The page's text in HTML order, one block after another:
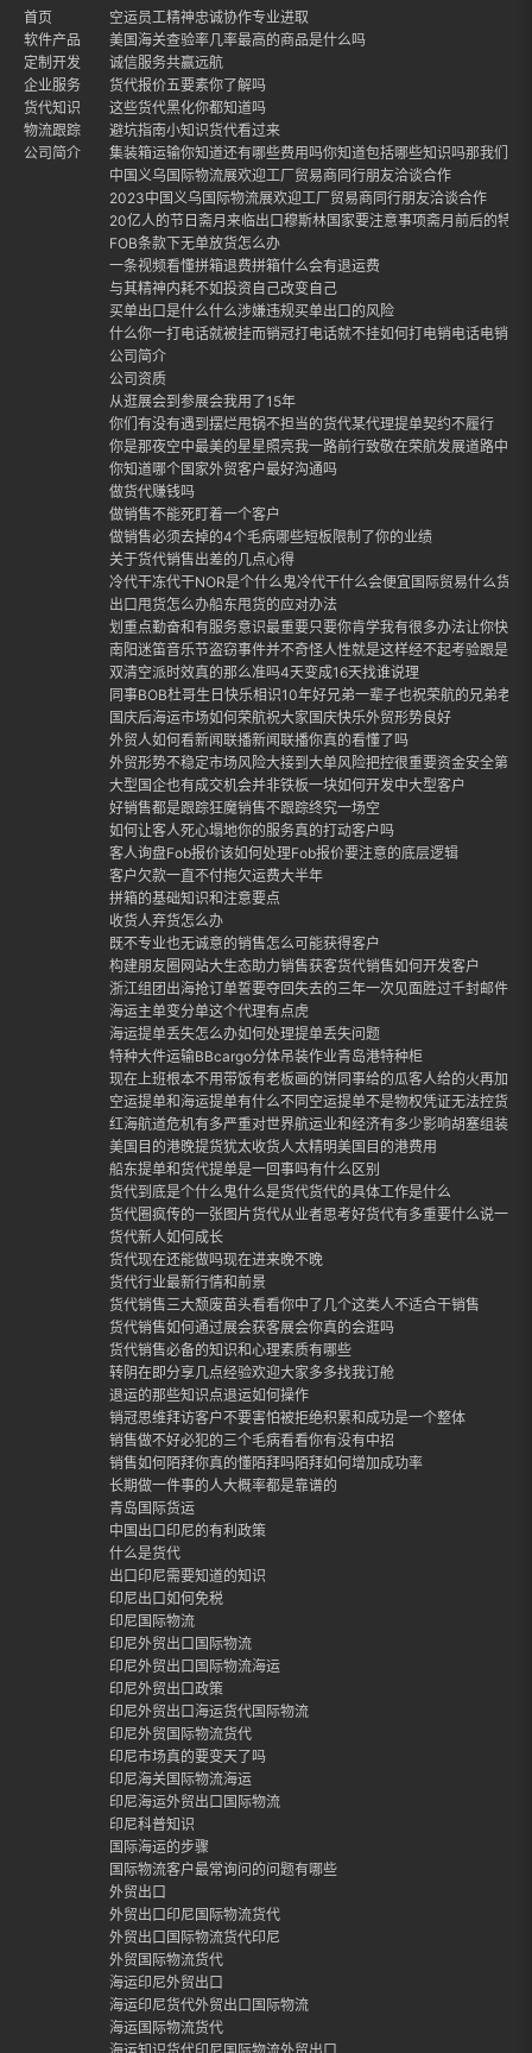
首页
软件产品
定制开发
企业服务
货代知识
物流跟踪
公司简介
空运员工精神忠诚协作专业进取
美国海关查验率几率最高的商品是什么吗
诚信服务共赢远航
货代报价五要素你了解吗
这些货代黑化你都知道吗
避坑指南小知识货代看过来
集装箱运输你知道还有哪些费用吗你知道包括哪些知识吗那我们就
中国义乌国际物流展欢迎工厂贸易商同行朋友洽谈合作
2023中国义乌国际物流展欢迎工厂贸易商同行朋友洽谈合作
20亿人的节日斋月来临出口穆斯林国家要注意事项斋月前后的特点
FOB条款下无单放货怎么办
一条视频看懂拼箱退费拼箱什么会有退运费
与其精神内耗不如投资自己改变自己
买单出口是什么什么涉嫌违规买单出口的风险
什么你一打电话就被挂而销冠打电话就不挂如何打电销电话电销话
公司简介
公司资质
从逛展会到参展会我用了15年
你们有没有遇到摆烂甩锅不担当的货代某代理提单契约不履行
你是那夜空中最美的星星照亮我一路前行致敬在荣航发展道路中每
你知道哪个国家外贸客户最好沟通吗
做货代赚钱吗
做销售不能死盯着一个客户
做销售必须去掉的4个毛病哪些短板限制了你的业绩
关于货代销售出差的几点心得
冷代干冻代干NOR是个什么鬼冷代干什么会便宜国际贸易什么货适
出口甩货怎么办船东甩货的应对办法
划重点勤奋和有服务意识最重要只要你肯学我有很多办法让你快
南阳迷笛音乐节盗窃事件并不奇怪人性就是这样经不起考验跟是否
双清空派时效真的那么准吗4天变成16天找谁说理
同事BOB杜哥生日快乐相识10年好兄弟一辈子也祝荣航的兄弟老
国庆后海运市场如何荣航祝大家国庆快乐外贸形势良好
外贸人如何看新闻联播新闻联播你真的看懂了吗
外贸形势不稳定市场风险大接到大单风险把控很重要资金安全第一
大型国企也有成交机会并非铁板一块如何开发中大型客户
好销售都是跟踪狂魔销售不跟踪终究一场空
如何让客人死心塌地你的服务真的打动客户吗
客人询盘Fob报价该如何处理Fob报价要注意的底层逻辑
客户欠款一直不付拖欠运费大半年
拼箱的基础知识和注意要点
收货人弃货怎么办
既不专业也无诚意的销售怎么可能获得客户
构建朋友圈网站大生态助力销售获客货代销售如何开发客户
浙江组团出海抢订单誓要夺回失去的三年一次见面胜过千封邮件外
海运主单变分单这个代理有点虎
海运提单丢失怎么办如何处理提单丢失问题
特种大件运输BBcargo分体吊装作业青岛港特种柜
现在上班根本不用带饭有老板画的饼同事给的瓜客人给的火再加上
空运提单和海运提单有什么不同空运提单不是物权凭证无法控货
红海航道危机有多严重对世界航运业和经济有多少影响胡塞组装封
美国目的港晚提货犹太收货人太精明美国目的港费用
船东提单和货代提单是一回事吗有什么区别
货代到底是个什么鬼什么是货代货代的具体工作是什么
货代圈疯传的一张图片货代从业者思考好货代有多重要什么说一定
货代新人如何成长
货代现在还能做吗现在进来晚不晚
货代行业最新行情和前景
货代销售三大颓废苗头看看你中了几个这类人不适合干销售
货代销售如何通过展会获客展会你真的会逛吗
货代销售必备的知识和心理素质有哪些
转阴在即分享几点经验欢迎大家多多找我订舱
退运的那些知识点退运如何操作
销冠思维拜访客户不要害怕被拒绝积累和成功是一个整体
销售做不好必犯的三个毛病看看你有没有中招
销售如何陌拜你真的懂陌拜吗陌拜如何增加成功率
长期做一件事的人大概率都是靠谱的
青岛国际货运
中国出口印尼的有利政策
什么是货代
出口印尼需要知道的知识
印尼出口如何免税
印尼国际物流
印尼外贸出口国际物流
印尼外贸出口国际物流海运
印尼外贸出口政策
印尼外贸出口海运货代国际物流
印尼外贸国际物流货代
印尼市场真的要变天了吗
印尼海关国际物流海运
印尼海运外贸出口国际物流
印尼科普知识
国际海运的步骤
国际物流客户最常询问的问题有哪些
外贸出口
外贸出口印尼国际物流货代
外贸出口国际物流货代印尼
外贸国际物流货代
海运印尼外贸出口
海运印尼货代外贸出口国际物流
海运国际物流货代